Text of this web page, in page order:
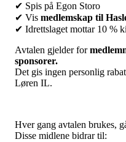
✔ Spis på Egon Storo
✔ Vis medlemskap til
✔ Idrettslaget mottar 10 %
Avtalen gjelder for
sponsorer.
Det gis ingen personlig
Løren IL.
Hver gang avtalen brukes,
Disse midlene bidrar til: